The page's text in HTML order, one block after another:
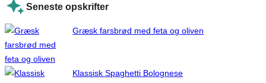
Seneste opskrifter
Græsk farsbrød med feta og oliven
Klassisk Spaghetti Bolognese